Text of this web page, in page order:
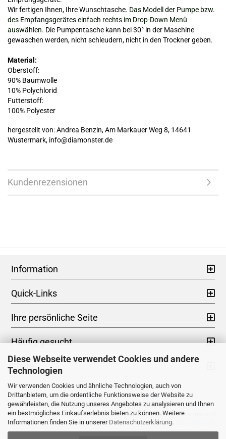
Diese Webseite verwendet Cookies und andere
Technologien
Wir verwenden Cookies und ähnliche Technologien, auch von
Drittanbietern, um die ordentliche Funktionsweise der Website zu
gewährleisten, die Nutzung unseres Angebotes zu analysieren und Ihnen
ein bestmögliches Einkaufserlebnis bieten zu können. Weitere
Informationen finden Sie in unserer Datenschutzerklärung.
Wir fertigen Ihnen, Ihre Wunschtasche. Das Modell der Pumpe bzw.
des Empfangsgerätes einfach rechts im Drop-Down Menü
auswählen. Die Pumpentasche kann bei 30° in der Maschine
gewaschen werden, nicht schleudern, nicht in den Trockner geben.
Material:
Oberstoff:
90% Baumwolle
10% Polychlorid
Futterstoff:
100% Polyester
hergestellt von: Andrea Benzin, Am Markauer Weg 8, 14641
Wustermark, info@diamonster.de
Kundenrezensionen
Information
Quick-Links
Ihre persönliche Seite
Häufig gesucht
Share
Impressum|AGB|Datenschutz|Widerrufsrecht
* Kein Steuerausweis gem. Kleinuntern.-Reg.§19 UStG zzgl.Versandkosten
** Gilt für Lieferungen nach Deutschland. Lieferzeiten für andere Länder und
Informationen zur Berechnung des Liefertermins siehe hier -Versandinfoseite